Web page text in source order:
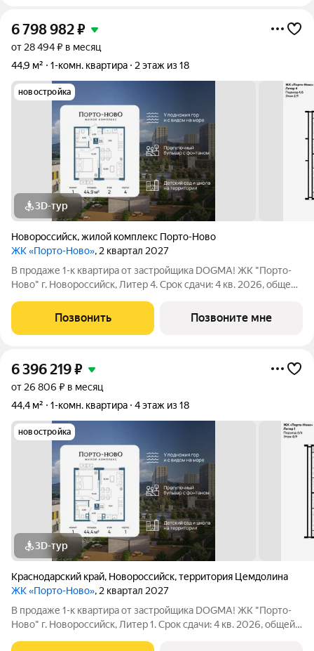
6 798 982₽
от 28 494 ₽ в месяц
44,9 м²
1-комн. квартира 2 этаж из 18
новостройка
3D-тур
Новороссийск,жилой комплекс Порто-Ново
ЖК «Порто-Ново», 2 квартал 2027
В продаже 1-к квартира от застройщика DOGMA! ЖК "Порто-
Ново" г. Новороссийск, Литер 4. Срок сдачи: 4 кв. 2026, общей
для комфортной жизни. Место, где шум Чёрного моря
становится саундтреком
Позвонить Позвоните мне
6 396 219₽
от 26 806 ₽ в месяц
44,4 м²
1-комн. квартира 4 этаж из 18
новостройка
3D-тур
Краснодарский край, Новороссийск,территория Цемдолина
ЖК «Порто-Ново», 2 квартал 2027
В продаже 1-к квартира от застройщика DOGMA! ЖК "Порто-
Ново" г. Новороссийск, Литер 1. Срок сдачи: 4 кв. 2026, общей